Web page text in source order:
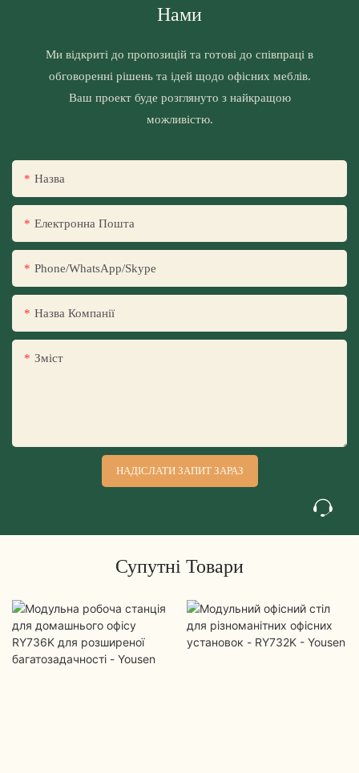
Нами
Ми відкриті до пропозицій та готові до співпраці в
обговоренні рішень та ідей щодо офісних меблів.
Ваш проект буде розглянуто з найкращою
можливістю.
Назва
Електронна Пошта
Phone/WhatsApp/Skype
Назва Компанії
Зміст
НАДІСЛАТИ ЗАПИТ ЗАРАЗ
Супутні Товари